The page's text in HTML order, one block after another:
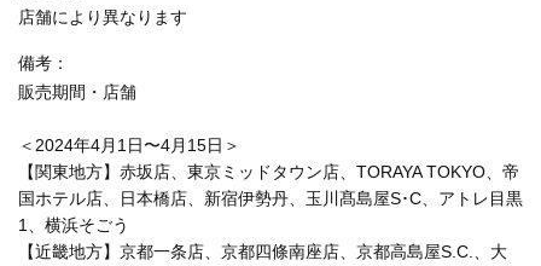
店舗により異なります
備考
販売期間・店舗
＜2024年4月1日〜4月15日＞
【関東地方】赤坂店、東京ミッドタウン店、TORAYA TOKYO、帝
国ホテル店、日本橋店、新宿伊勢丹、玉川髙島屋S･C、アトレ目黒
1、横浜そごう
【近畿地方】京都一条店、京都四條南座店、京都高島屋S.C.、大